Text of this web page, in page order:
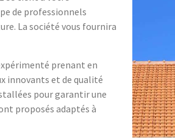
de professionnels
La société vous fournira
prenant en
innovants et de qualité
pour garantir une
proposés adaptés à